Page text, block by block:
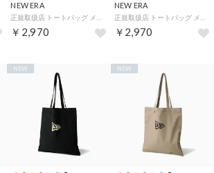
NEW ERA
￥2,970
NEW ERA
￥2,970
NEW NEW